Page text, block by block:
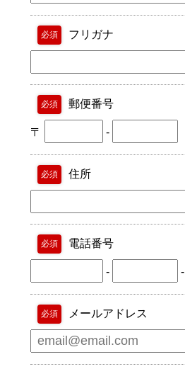
必須 フリガナ
必須 郵便番号
〒 -
必須 住所
必須 電話番号
- -
必須 メールアドレス